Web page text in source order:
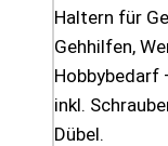
Haltern für
Gehhilfen,
Hobbybedarf
inkl.
Dübel.